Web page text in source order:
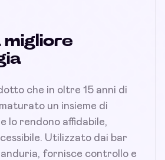
migliore
che in oltre 15 anni di
un insieme di
lo rendono affidabile,
Utilizzato dai bar
fornisce controllo e